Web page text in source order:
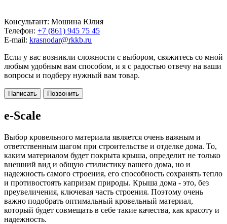
Консультант: Мошина Юлия
Телефон: +7 (861) 945 75 45
E-mail: krasnodar@rkkb.ru
Если у вас возникли сложности с выбором, свяжитесь со мной
любым удобным вам способом, и я с радостью отвечу на ваши
вопросы и подберу нужный вам товар.
Написать Позвонить
e-Scale
Выбор кровельного материала является очень важным и
ответственным шагом при строительстве и отделке дома. То,
каким материалом будет покрыта крыша, определит не только
внешний вид и общую стилистику вашего дома, но и
надежность самого строения, его способность сохранять тепло
и противостоять капризам природы. Крыша дома - это, без
преувеличения, ключевая часть строения. Поэтому очень
важно подобрать оптимальный кровельный материал,
который будет совмещать в себе такие качества, как красоту и
надежность.